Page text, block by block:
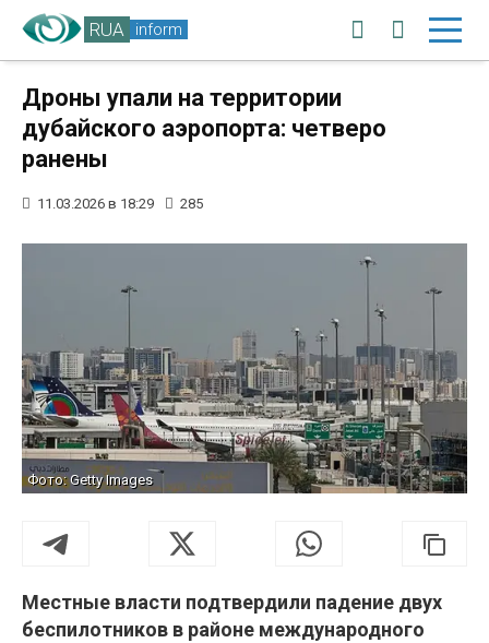
RUA inform
Дроны упали на территории
дубайского аэропорта: четверо
ранены
11.03.2026 в 18:29 285
Фото: Getty Images
Местные власти подтвердили падение двух
беспилотников в районе международного